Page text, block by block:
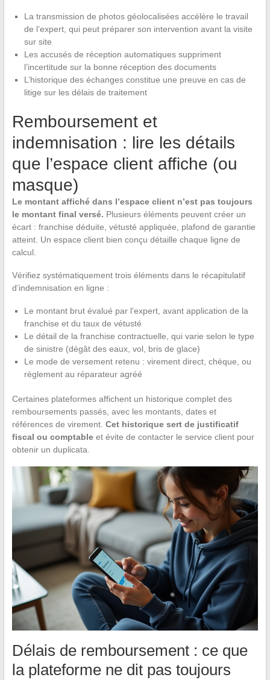
La transmission de photos géolocalisées accélère le travail
de l’expert, qui peut préparer son intervention avant la visite
sur site
Les accusés de réception automatiques suppriment
l’incertitude sur la bonne réception des documents
L’historique des échanges constitue une preuve en cas de
litige sur les délais de traitement
Remboursement et
indemnisation : lire les détails
que l’espace client affiche (ou
masque)
Le montant affiché dans l’espace client n’est pas toujours
le montant final versé. Plusieurs éléments peuvent créer un
écart : franchise déduite, vétusté appliquée, plafond de garantie
atteint. Un espace client bien conçu détaille chaque ligne de
calcul.
Vérifiez systématiquement trois éléments dans le récapitulatif
d’indemnisation en ligne :
Le montant brut évalué par l’expert, avant application de la
franchise et du taux de vétusté
Le détail de la franchise contractuelle, qui varie selon le type
de sinistre (dégât des eaux, vol, bris de glace)
Le mode de versement retenu : virement direct, chèque, ou
règlement au réparateur agréé
Certaines plateformes affichent un historique complet des
remboursements passés, avec les montants, dates et
références de virement. Cet historique sert de justificatif
fiscal ou comptableet évite de contacter le service client pour
obtenir un duplicata.
Délais de remboursement : ce que
la plateforme ne dit pas toujours